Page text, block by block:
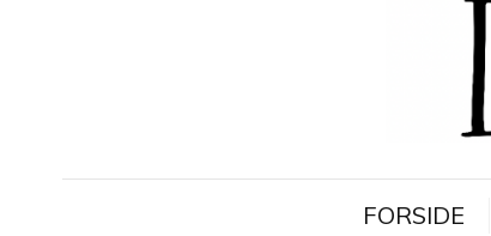
FORSIDE